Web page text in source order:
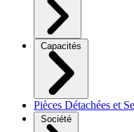
Capacités
Pièces Détachées et
Société